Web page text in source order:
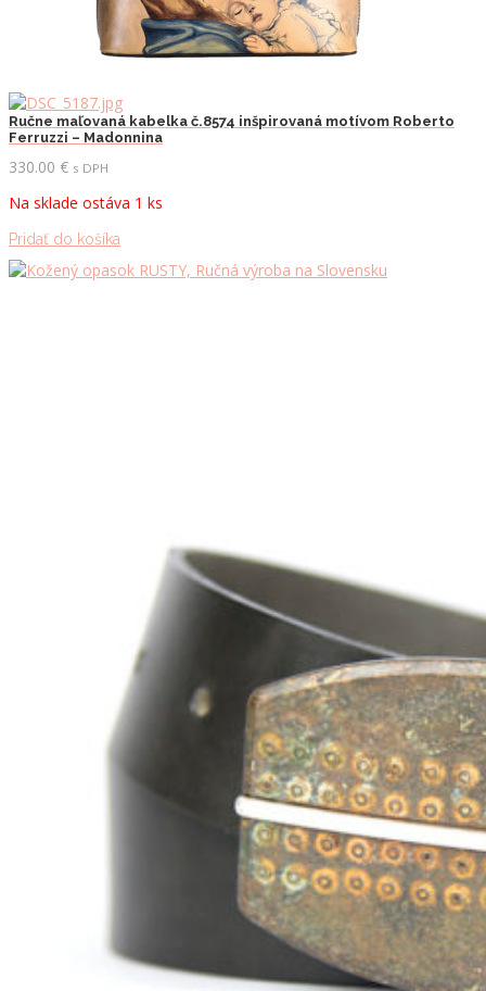
Ručne maľovaná kabelka č.8574 inšpirovaná motívom Roberto
Ferruzzi – Madonnina
330.00 € s DPH
Na sklade ostáva 1 ks
Pridať do košíka